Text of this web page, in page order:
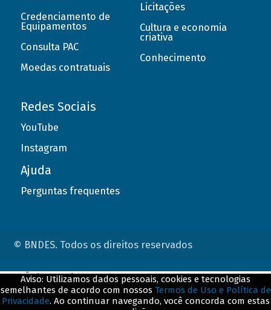
Credenciamento de
Equipamentos
Consulta PAC
Moedas contratuais
Licitações
Cultura e economia
criativa
Conhecimento
Redes Sociais
YouTube
Instagram
Ajuda
Perguntas frequentes
© BNDES. Todos os direitos reservados
Aviso: Utilizamos dados pessoais, cookies e tecnologias
semelhantes de acordo com nossos Termos de Uso e Política de
Privacidade. Ao continuar navegando, você concorda com estas
ConteÃºdo complementar
${title}${badge}